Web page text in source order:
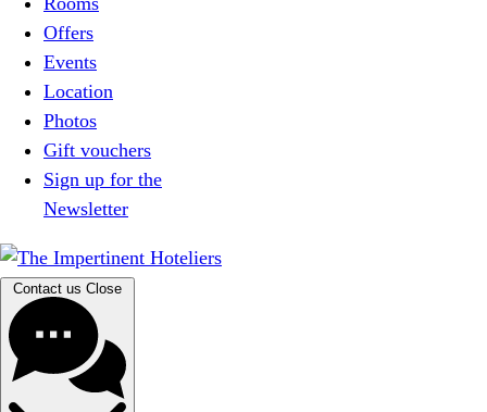
Offers
Events
Location
Photos
Gift vouchers
Sign up for the
Newsletter
Contact us Close